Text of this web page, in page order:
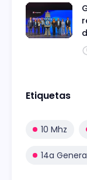
Etiquetas
10 Mhz
14a